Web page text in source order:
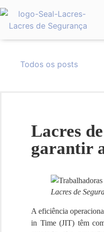
Todos os posts
Lacres
garantir
Lacres de
A eficiência
in Time (JIT) têm